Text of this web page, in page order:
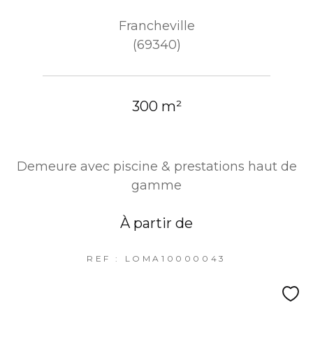
Francheville
(69340)
300 m²
Demeure avec piscine & prestations haut de
gamme
À partir de
REF : LOMA10000043